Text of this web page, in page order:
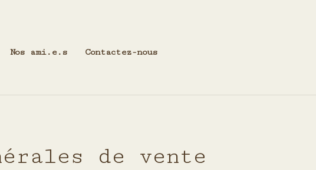
Nos ami.e.s Contactez-nous
de vente